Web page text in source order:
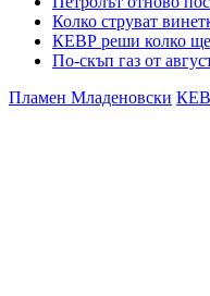
Колко струват
КЕВР реши колко ще
По-скъп газ от
Пламен Младеновски